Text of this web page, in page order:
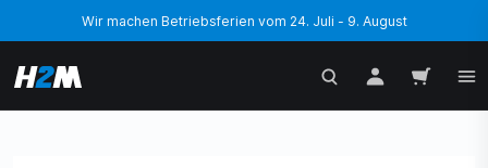
Wir machen Betriebsferien vom 24. Juli - 9. August